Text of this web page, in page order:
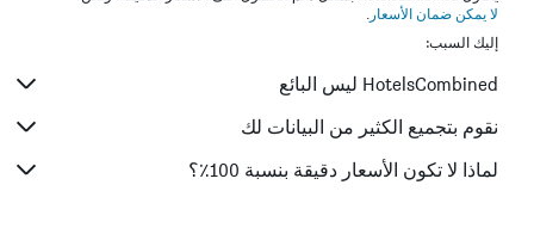
لا يمكن ضمان الأسعار .
إليك السبب:
HotelsCombined ليس البائع
نقوم بتجميع الكثير من البيانات لك
لماذا لا تكون الأسعار دقيقة بنسبة 100٪؟